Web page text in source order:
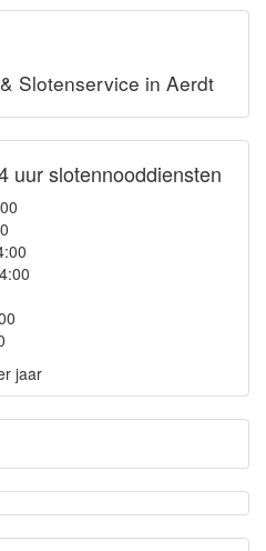
Slotenservice in Aerdt
uur slotennooddiensten
jaar